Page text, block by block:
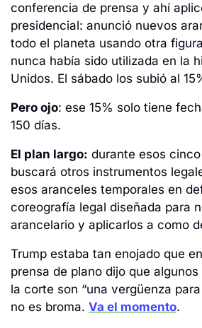
conferencia de prensa y ahí
presidencial: anunció nuevos
todo el planeta usando otra
nunca había sido utilizada en la
Unidos. El sábado los subió al
Pero ojo: ese 15% solo tiene
150 días.
El plan largo: durante esos
buscará otros instrumentos
esos aranceles temporales en
coreografía legal diseñada para
arancelario y aplicarlos a como
Trump estaba tan enojado que
prensa de plano dijo que
la corte son “una vergüenza
no es broma. Va el momento.